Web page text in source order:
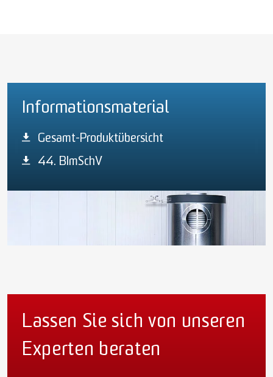
Informationsmaterial
Gesamt-Produktübersicht
44. BImSchV
Lassen Sie sich von unseren
Experten beraten